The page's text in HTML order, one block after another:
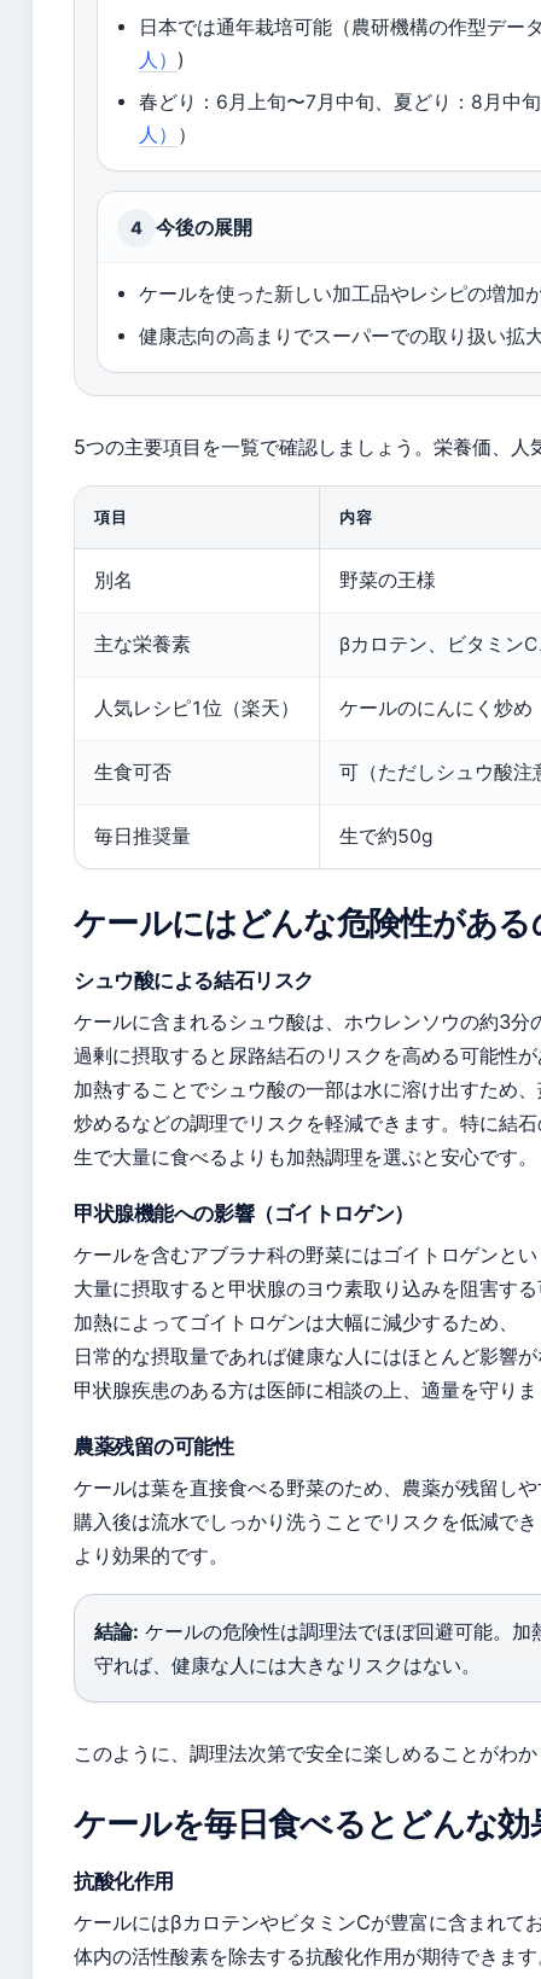
日本では通年栽培可能（農研機構の作型デー
人） )
春どり：6月上旬〜7月中旬、夏どり：8月中
人） ）
4 今後の展開
ケールを使った新しい加工品やレシピの増加
健康志向の高まりでスーパーでの取り扱い拡
5つの主要項目を一覧で確認しましょう。栄養価、
項目 内容
別名 野菜の王様
主な栄養素 βカロテン、ビタミン
人気レシピ1位（楽天） ケールのにんにく炒め
生食可否 可（ただしシュウ酸注
毎日推奨量 生で約50g
ケールにはどんな危険性があ
シュウ酸による結石リスク
ケールに含まれるシュウ酸は、ホウレンソウの約3分
過剰に摂取すると尿路結石のリスクを高める可能性
加熱することでシュウ酸の一部は水に溶け出すため
炒めるなどの調理でリスクを軽減できます。特に結
生で大量に食べるよりも加熱調理を選ぶと安心です。
甲状腺機能への影響（ゴイトロゲン）
ケールを含むアブラナ科の野菜にはゴイトロゲンと
大量に摂取すると甲状腺のヨウ素取り込みを阻害す
加熱によってゴイトロゲンは大幅に減少するため、
日常的な摂取量であれば健康な人にはほとんど影響
甲状腺疾患のある方は医師に相談の上、適量を守り
農薬残留の可能性
ケールは葉を直接食べる野菜のため、農薬が残留し
購入後は流水でしっかり洗うことでリスクを低減で
より効果的です。
結論: ケールの危険性は調理法でほぼ回避可能。
守れば、健康な人には大きなリスクはない。
このように、調理法次第で安全に楽しめることがわ
ケールを毎日食べるとどんな
抗酸化作用
ケールにはβカロテンやビタミンCが豊富に含まれて
体内の活性酸素を除去する抗酸化作用が期待できま